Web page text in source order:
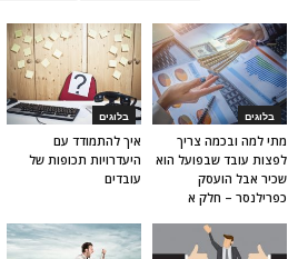
בלוגים
איך להתמודד עם
היעדרויות תכופות של
עובדים
בלוגים
מתי למה ובכמה צריך
לפצות עובד שבפועל הוא
שכיר אבל הועסק
כפרילנסר – חלק א